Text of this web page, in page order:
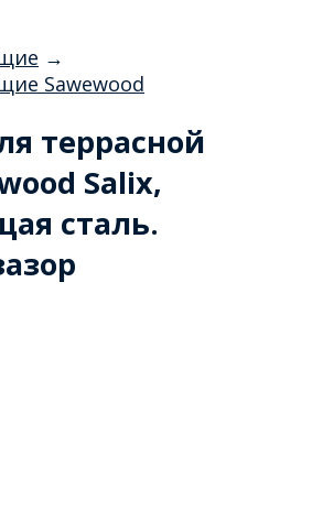
→
Sawewood
террасной
Salix,
сталь.